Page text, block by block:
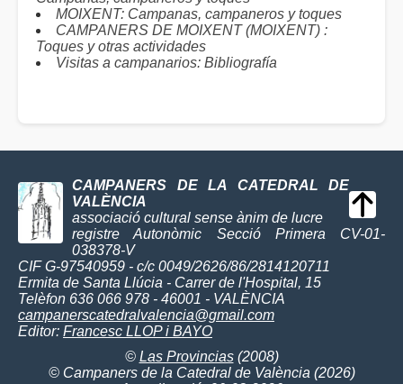
MOIXENT: Campanas, campaneros y toques
CAMPANERS DE MOIXENT (MOIXENT) :
Toques y otras actividades
Visitas a campanarios: Bibliografía
CAMPANERS DE LA CATEDRAL DE
VALÈNCIA
associació cultural sense ànim de lucre
registre Autonòmic Secció Primera CV-01-
038378-V
CIF G-97540959 - c/c 0049/2626/86/2814120711
Ermita de Santa Llúcia - Carrer de l'Hospital, 15
Telèfon 636 066 978 - 46001 - VALÈNCIA
campanerscatedralvalencia@gmail.com
Editor: Francesc LLOP i BAYO
© Las Provincias(2008)
© Campaners de la Catedral de València (2026)